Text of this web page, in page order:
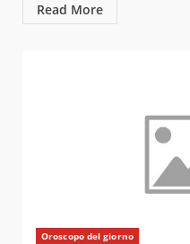
Read More
Oroscopo del giorno